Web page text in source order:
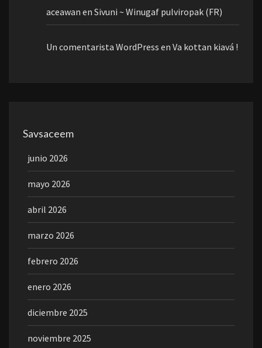
aceawan en Sivuni ~ Winugaf pulviropak (FR)
Un comentarista WordPress en Va kottan kiavá !
Savsaceem
junio 2026
mayo 2026
abril 2026
marzo 2026
febrero 2026
enero 2026
diciembre 2025
noviembre 2025